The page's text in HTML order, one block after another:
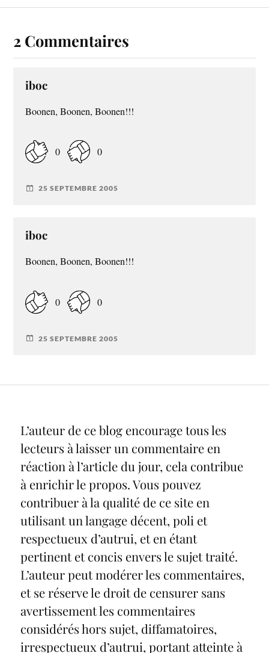
2 Commentaires
iboc
Boonen, Boonen, Boonen!!!
0 0
25 SEPTEMBRE 2005
iboc
Boonen, Boonen, Boonen!!!
0 0
25 SEPTEMBRE 2005
L’auteur de ce blog encourage tous les
lecteurs à laisser un commentaire en
réaction à l’article du jour, cela contribue
à enrichir le propos. Vous pouvez
contribuer à la qualité de ce site en
utilisant un langage décent, poli et
respectueux d’autrui, et en étant
pertinent et concis envers le sujet traité.
L’auteur peut modérer les commentaires,
et se réserve le droit de censurer sans
avertissement les commentaires
considérés hors sujet, diffamatoires,
irrespectueux d’autrui, portant atteinte à